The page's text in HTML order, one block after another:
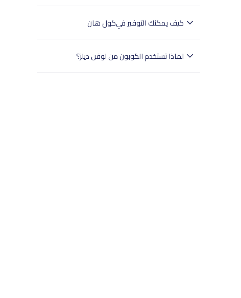
الأناقة والراحة.
كيف يمكنك التوفير فيكول هان
20% على منتجات كول هان.
لماذا تستخدم الكوبون من لوفن ديلز؟